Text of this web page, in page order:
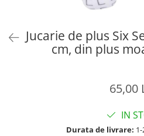
Jucarie de plus Six
cm, din plus
65,00
IN
Durata de livrare: